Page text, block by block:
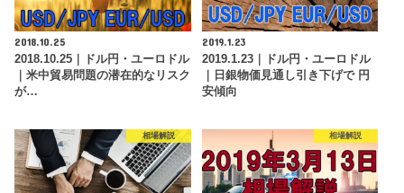
2018.10.25
2018.10.25｜ドル円・ユーロドル
｜米中貿易問題の潜在的なリスク
が…
2019.1.23
2019.1.23｜ドル円・ユーロドル
｜日銀物価見通し引き下げで 円
安傾向
相場解説 相場解説